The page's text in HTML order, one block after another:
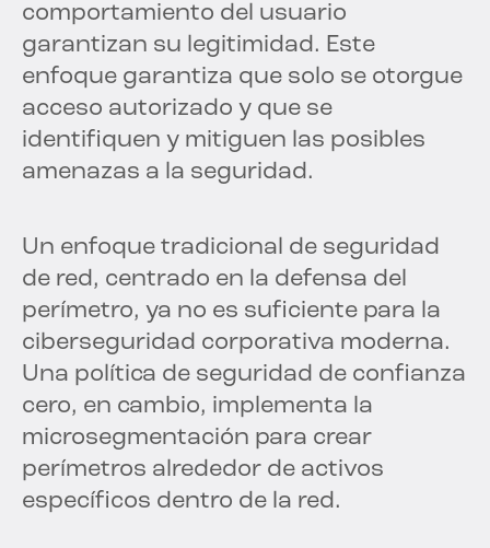
comportamiento del usuario
garantizan su legitimidad. Este
enfoque garantiza que solo se otorgue
acceso autorizado y que se
identifiquen y mitiguen las posibles
amenazas a la seguridad.
Un enfoque tradicional de seguridad
de red, centrado en la defensa del
perímetro, ya no es suficiente para la
ciberseguridad corporativa moderna.
Una política de seguridad de confianza
cero, en cambio, implementa la
microsegmentación para crear
perímetros alrededor de activos
específicos dentro de la red.